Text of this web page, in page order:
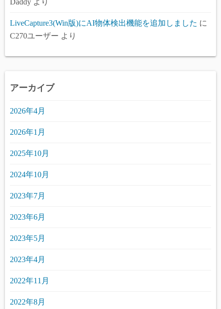
Daddy より
LiveCapture3(Win版)にAI物体検出機能を追加しました に
C270ユーザー より
アーカイブ
2026年4月
2026年1月
2025年10月
2024年10月
2023年7月
2023年6月
2023年5月
2023年4月
2022年11月
2022年8月